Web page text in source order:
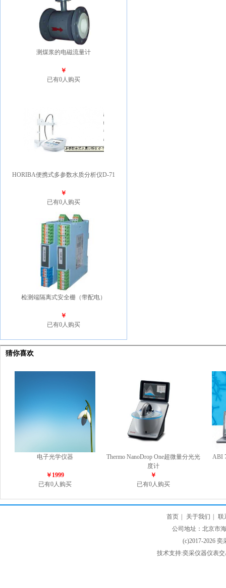
测煤浆的电磁流量计
￥
已有0人购买
HORIBA便携式多参数水质分析仪D-71
￥
已有0人购买
检测端隔离式安全栅（带配电）
￥
已有0人购买
猜你喜欢
电子光学仪器
￥1999
已有0人购买
Thermo NanoDrop One超微量分光光
度计
￥
已有0人购买
ABI
首页 关于我们
联
公司地址：北京市
(c)2017-2026
技术支持:奕采仪器仪表